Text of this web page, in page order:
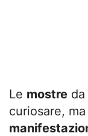
Le mostre
curiosare,